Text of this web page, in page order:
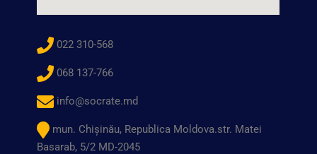
022 310-568
068 137-766
info@socrate.md
mun. Chişinău, Republica Moldova.str. Matei
Basarab, 5/2 MD-2045